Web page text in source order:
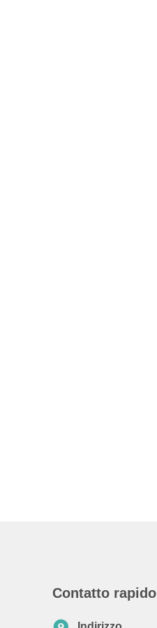
Contatto rapido